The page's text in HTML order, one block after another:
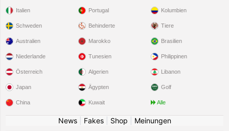
Italien
Schweden
Portugal
Behinderte
Kolumbien
Tiere
Australien
Niederlande
Österreich
Japan
China
Marokko
Tunesien
Algerien
Ägypten
Kuwait
Brasilien
Philippinen
Libanon
Golf
Alle
News| Fakes| Shop
Meinungen